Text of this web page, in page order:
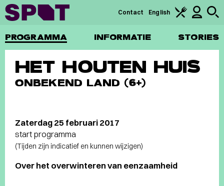
PROGRAMMA INFORMATIE STORIES
Contact English
HET HOUTEN HUIS
ONBEKEND LAND (6+)
Zaterdag 25 februari 2017
start programma
(Tijden zijn indicatief en kunnen wijzigen)
Over het overwinteren van eenzaamheid